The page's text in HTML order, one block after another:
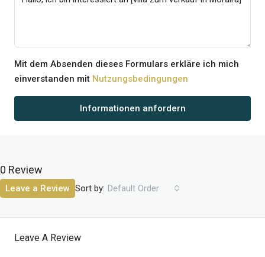
Mit dem Absenden dieses Formulars erkläre ich mich
einverstanden mit Nutzungsbedingungen
Informationen anfordern
0 Review
Sort by: Default Order
Leave a Review
Leave A Review